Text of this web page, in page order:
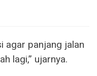
agar panjang jalan
lagi,” ujarnya.